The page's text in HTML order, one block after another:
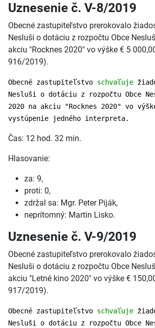
Uznesenie č. V-8/2019
Obecné zastupiteľstvo prerokovalo
Nesluši o dotáciu z rozpočtu Obce
akciu "Rocknes 2020" vo výške € 5
916/2019).
Obecné zastupiteľstvo schvaľuje
Nesluši o dotáciu z rozpočtu Obce
2020 na akciu "Rocknes 2020" vo
vystúpenie jedného interpreta.
Čas: 12 hod. 32 min.
Hlasovanie:
za: 9,
proti: 0,
zdržal sa: Mgr. Peter Piják,
neprítomný: Martin Lisko.
Uznesenie č. V-9/2019
Obecné zastupiteľstvo prerokovalo
Nesluši o dotáciu z rozpočtu Obce
akciu "Letné kino 2020" vo výške €
917/2019).
Obecné zastupiteľstvo schvaľuje
Nesluši o dotáciu z rozpočtu Obce